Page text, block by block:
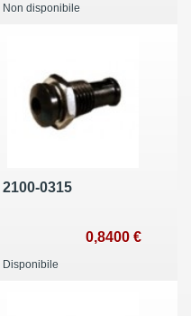
Non disponibile
2100-0315
0,8400 €
Disponibile